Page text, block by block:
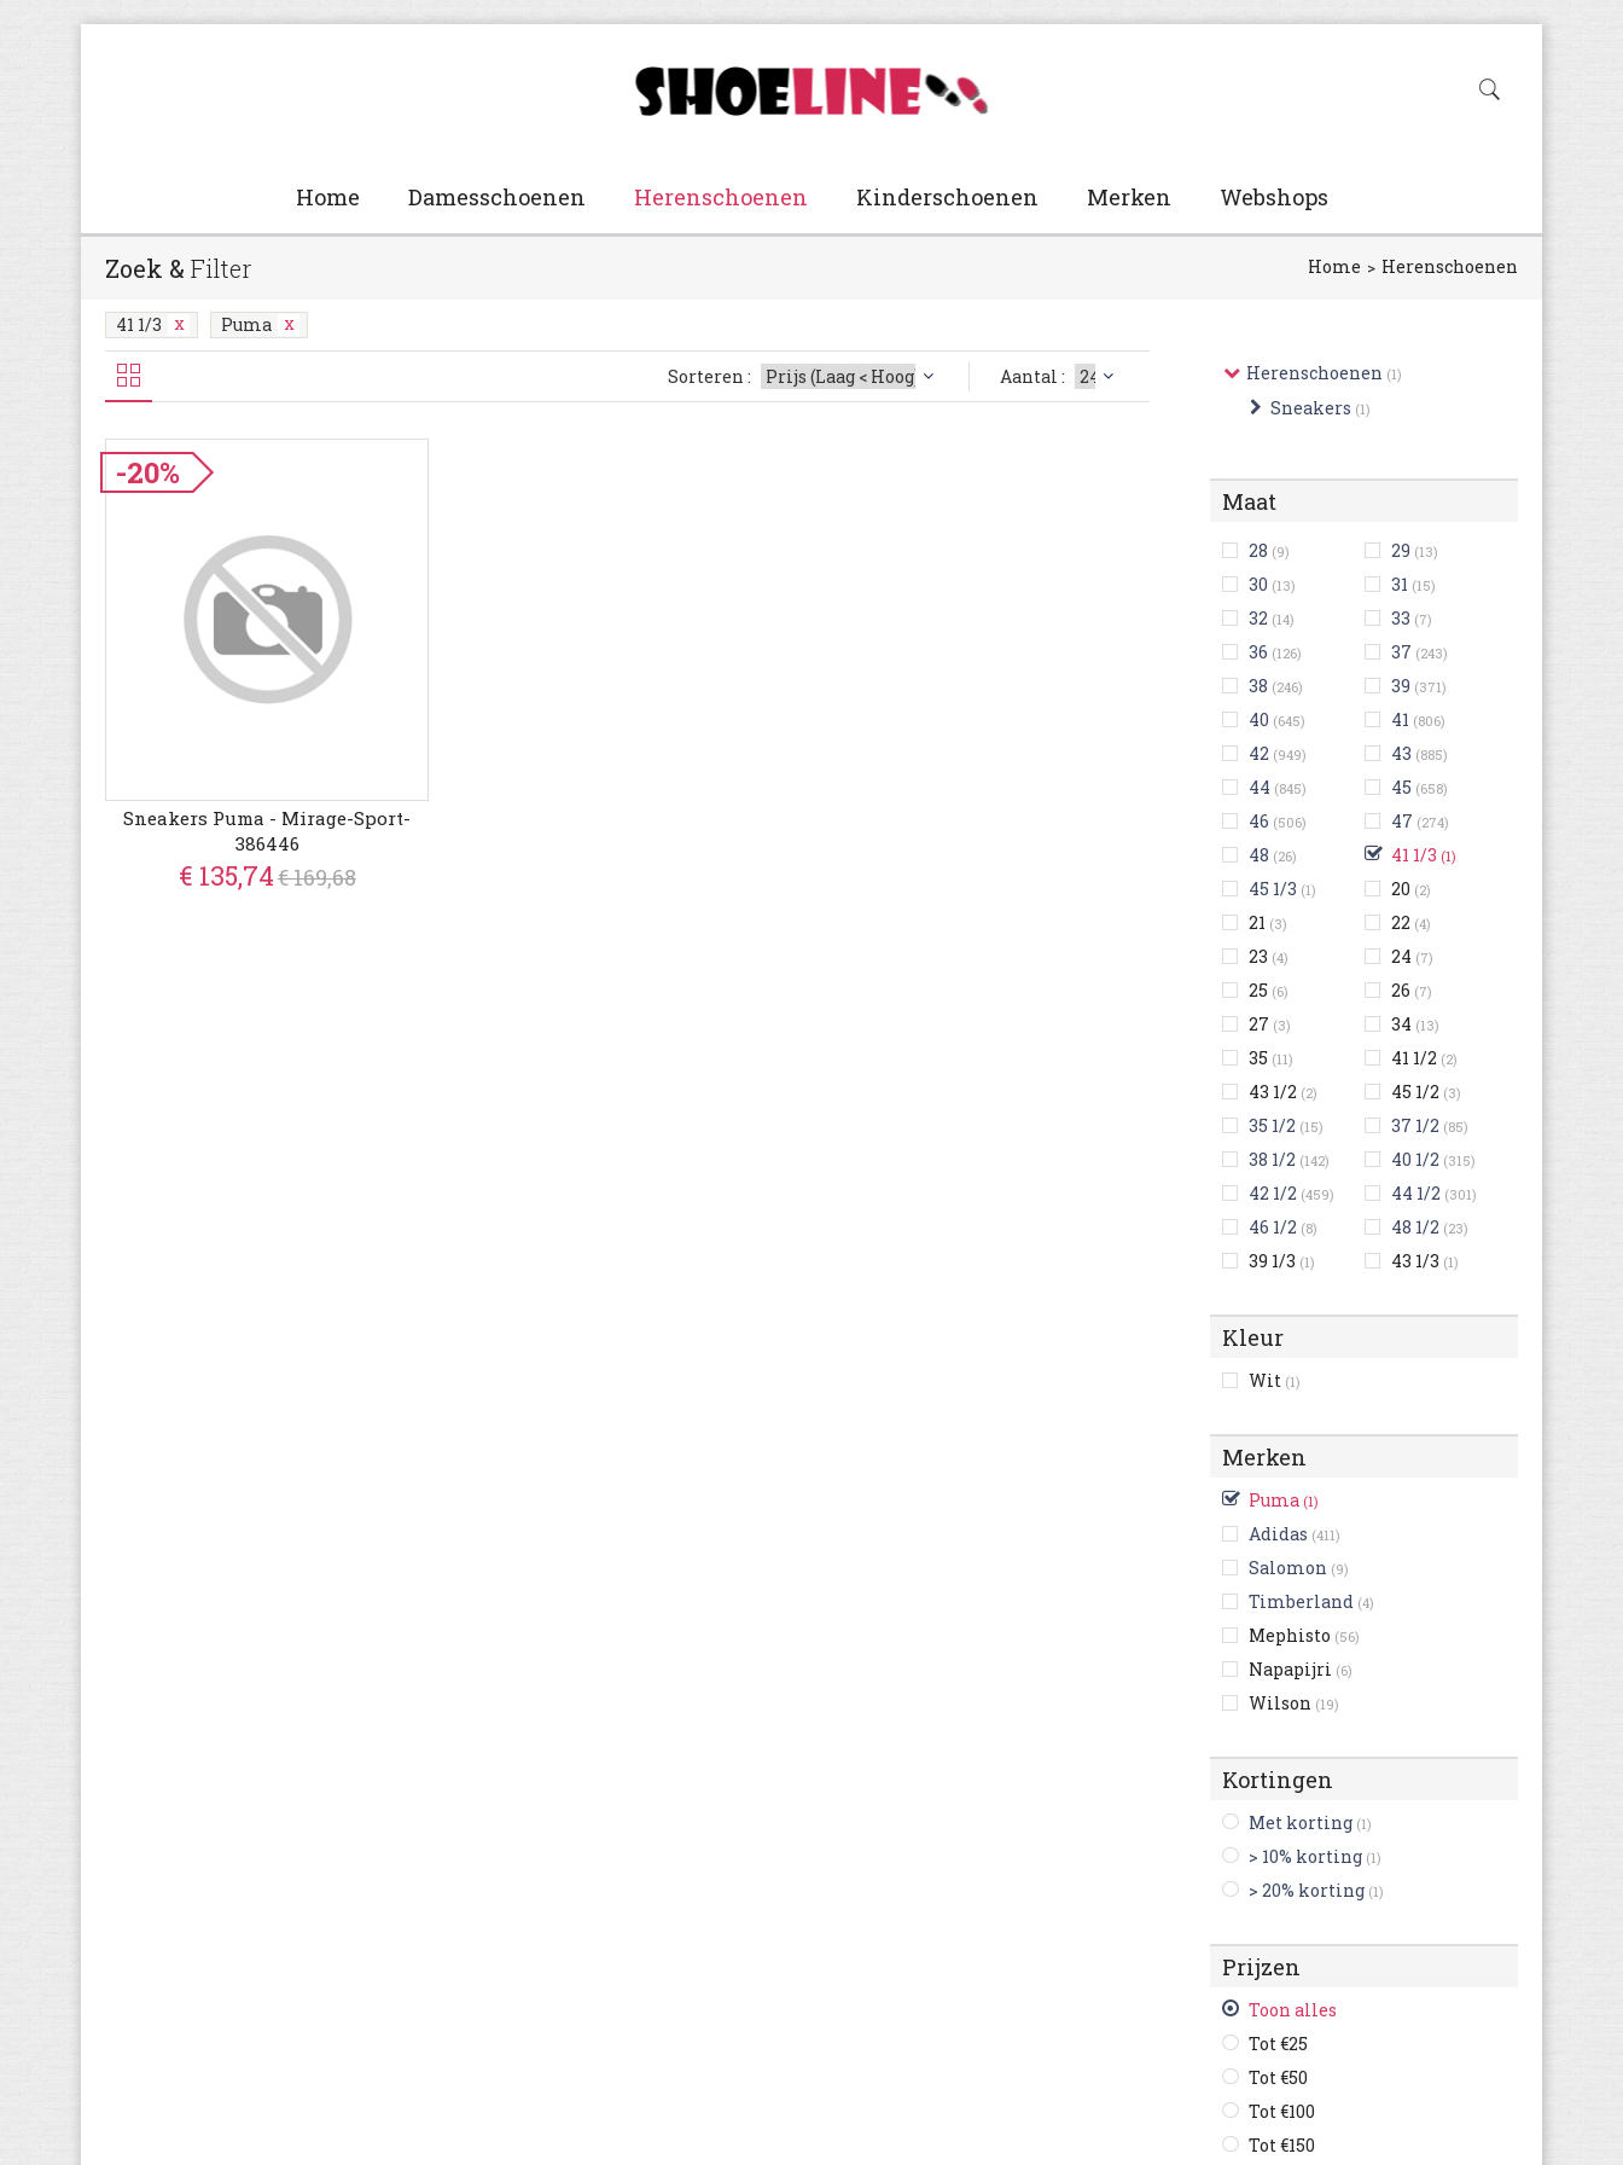
Home Damesschoenen Herenschoenen Kinderschoenen Merken Webshops
Zoek & Filter Home Herenschoenen
41 1/3 Puma
Herenschoenen (1)
Sneakers (1)
Maat
28 (9) 29 (13)
30 (13) 31 (15)
32 (14) 33 (7)
36 (126) 37 (243)
38 (246) 39 (371)
40 (645) 41 (806)
42 (949) 43 (885)
44 (845) 45 (658)
46 (506) 47 (274)
48 (26) 41 1/3 (1)
45 1/3 (1) 20 (2)
21 (3) 22 (4)
23 (4) 24 (7)
25 (6) 26 (7)
27 (3) 34 (13)
35 (11) 41 1/2 (2)
43 1/2 (2) 45 1/2 (3)
35 1/2 (15) 37 1/2 (85)
38 1/2 (142) 40 1/2 (315)
42 1/2 (459) 44 1/2 (301)
46 1/2 (8) 48 1/2 (23)
39 1/3 (1) 43 1/3 (1)
Kleur
Wit (1)
Merken
Puma (1)
Adidas (411)
Salomon (9)
Timberland (4)
Mephisto (56)
Napapijri (6)
Wilson (19)
Kortingen
Met korting (1)
> 10% korting (1)
> 20% korting (1)
Prijzen
Toon alles
Tot €25
Tot €50
Tot €100
Tot €150
Sorteren : Aantal :
-20%
Sneakers Puma - Mirage-Sport-
386446
€ 135,74€ 169,68